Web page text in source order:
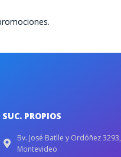
SUC. PROPIOS
Bv. José Batlle y Ordóñez 3293,
Montevideo